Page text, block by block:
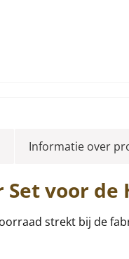
Informatie over
Set voor de
strekt bij de